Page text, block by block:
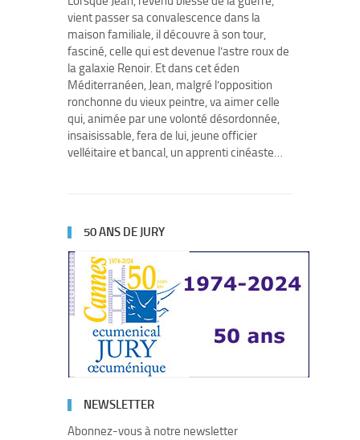
vient passer sa convalescence dans la
maison familiale, il découvre à son tour,
fasciné, celle qui est devenue l’astre roux de
la galaxie Renoir. Et dans cet éden
Méditerranéen, Jean, malgré l’opposition
ronchonne du vieux peintre, va aimer celle
qui, animée par une volonté désordonnée,
insaisissable, fera de lui, jeune officier
velléitaire et bancal, un apprenti cinéaste…
50 ANS DE JURY
NEWSLETTER
Abonnez-vous à notre newsletter